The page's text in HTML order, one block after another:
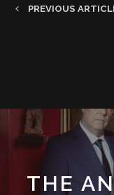
PREVIOUS
THE